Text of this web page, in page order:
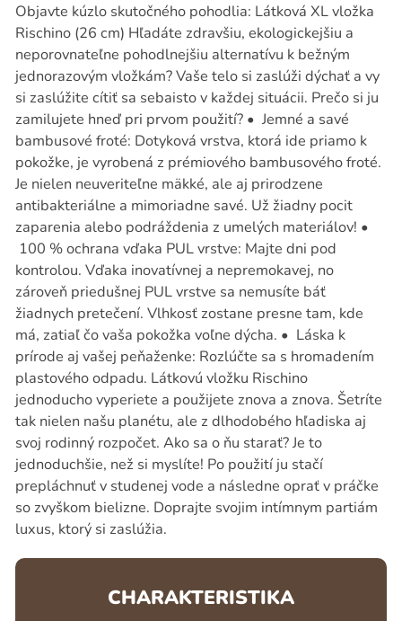
Objavte kúzlo skutočného pohodlia: Látková XL vložka
Rischino (26 cm) Hľadáte zdravšiu, ekologickejšiu a
neporovnateľne pohodlnejšiu alternatívu k bežným
jednorazovým vložkám? Vaše telo si zaslúži dýchať a vy
si zaslúžite cítiť sa sebaisto v každej situácii. Prečo si ju
zamilujete hneď pri prvom použití? • Jemné a savé
bambusové froté: Dotyková vrstva, ktorá ide priamo k
pokožke, je vyrobená z prémiového bambusového froté.
Je nielen neuveriteľne mäkké, ale aj prirodzene
antibakteriálne a mimoriadne savé. Už žiadny pocit
zaparenia alebo podráždenia z umelých materiálov! •
100 % ochrana vďaka PUL vrstve: Majte dni pod
kontrolou. Vďaka inovatívnej a nepremokavej, no
zároveň priedušnej PUL vrstve sa nemusíte báť
žiadnych pretečení. Vlhkosť zostane presne tam, kde
má, zatiaľ čo vaša pokožka voľne dýcha. • Láska k
prírode aj vašej peňaženke: Rozlúčte sa s hromadením
plastového odpadu. Látkovú vložku Rischino
jednoducho vyperiete a použijete znova a znova. Šetríte
tak nielen našu planétu, ale z dlhodobého hľadiska aj
svoj rodinný rozpočet. Ako sa o ňu starať? Je to
jednoduchšie, než si myslíte! Po použití ju stačí
prepláchnuť v studenej vode a následne oprať v práčke
so zvyškom bielizne. Doprajte svojim intímnym partiám
luxus, ktorý si zaslúžia.
CHARAKTERISTIKA